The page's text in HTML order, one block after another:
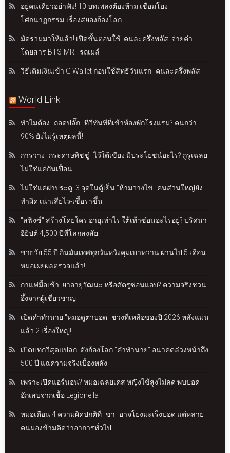
อยู่คนเดียวอย่าฟัง! 10 บทเพลงต้องห้าม เชื่อมโยง
โศกนาฏกรรม-เรื่องสยองก้องโลก
มัดรวมมาให้แล้ว! เปิดขั้นตอนใช้ 'คนละครึ่งพลัส' จ่ายค่า
โดยสาร BTS-MRT-รถเมล์
วิธีเติมเงินเข้า G Wallet ก่อนใช้สิทธิวันแรก "คนละครึ่งพลัส"
World Link
ทำไมต้อง "ถอดปลั๊ก" ทีวีทันทีที่เข้าห้องพักโรงแรม? คนกว่า
90% ยังไม่รู้เหตุผลนี้!
การวาง "กระดาษทิชชู่" ไว้ใต้เขียง มีประโยชน์อะไร? กูรูเฉลย
ไม่ใช่แค่กันเปื้อน!
ไม่ใช่แค่ฝาประตู! 3 จุดในตู้เย็น "ห้ามวางไข่" คนส่วนใหญ่ยัง
ทำผิด เน่าเสียไว-เชื้อราขึ้น
"สฟิงซ์" สร้างโดยใคร อายุเท่าไร ใต้เท้าซ่อนอะไรอยู่? ปริศนา
อียิปต์ 4,500 ปีที่โลกสงสัย!
ชายวัย 55 ปี กินมันเทศทุกวันหวังคุมเบาหวาน ผ่านไป 5 เดือน
หมอเผยผลตรวจแล้ว!
กาแฟมื้อเช้า: ยาอายุวัฒนะ หรือศัตรูซ่อนแอบ? ความจริงชวน
อึ้งจากผู้เชี่ยวชาญ
เปิดคำทำนาย "หมอดูตาบอด" ช่วงที่เหลือของปี 2026 หลังแม่น
แล้ว 2 เรื่องใหญ่!
เปิดบทกวีสุดแปลก! ดังก้องโลก "คำทำนาย" อนาคตล่วงหน้าถึง
500 ปี แฉความจริงเบื้องหลัง
เพราะเปิดแอร์นอน? หมอเฉลยเคส หญิงไข้สูงไม่ลด พบปอด
อักเสบจากเชื้อ Legionella
หมอเตือน 4 ความผิดปกติที่ "ขา" อาจโยงมะเร็งปอด แต่หลาย
คนมองข้ามคิดว่าอาการทั่วไป!